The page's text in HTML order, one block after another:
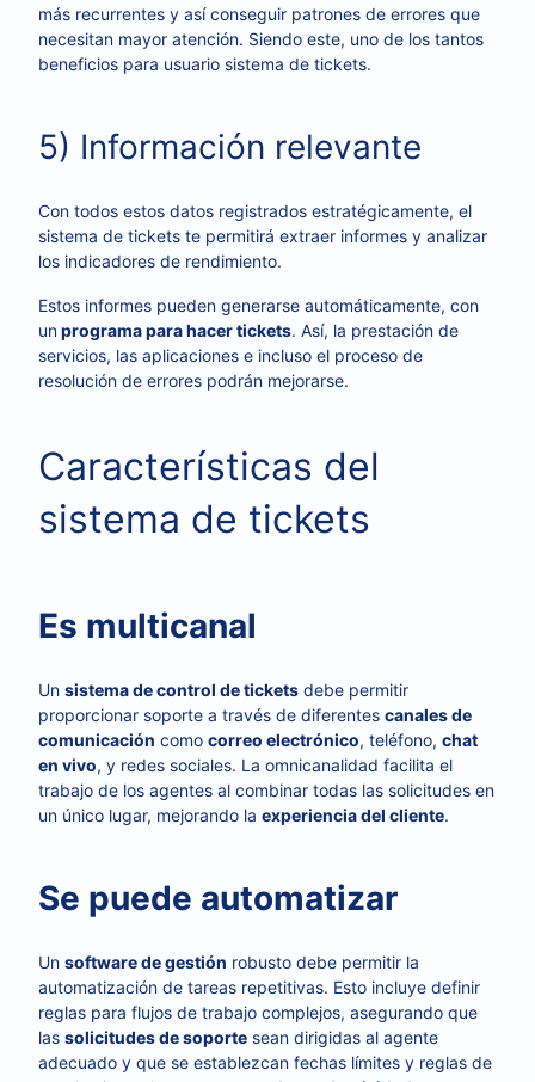
más recurrentes y así conseguir patrones de errores que
necesitan mayor atención. Siendo este, uno de los tantos
beneficios para usuario sistema de tickets.
5) Información relevante
Con todos estos datos registrados estratégicamente, el
sistema de tickets te permitirá extraer informes y analizar
los indicadores de rendimiento.
Estos informes pueden generarse automáticamente, con
unprograma para hacer tickets. Así, la prestación de
servicios, las aplicaciones e incluso el proceso de
resolución de errores podrán mejorarse.
Características del
sistema de tickets
Es multicanal
Un sistema de control de tickets debe permitir
proporcionar soporte a través de diferentes canales de
comunicación como correo electrónico, teléfono, chat
en vivo, y redes sociales. La omnicanalidad facilita el
trabajo de los agentes al combinar todas las solicitudes en
un único lugar, mejorando la experiencia del cliente.
Se puede automatizar
Un software de gestión robusto debe permitir la
automatización de tareas repetitivas. Esto incluye definir
reglas para flujos de trabajo complejos, asegurando que
las solicitudes de soporte sean dirigidas al agente
adecuado y que se establezcan fechas límites y reglas de